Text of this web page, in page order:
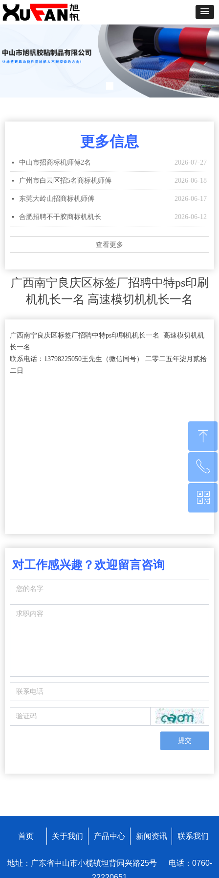
广西南宁良庆区标签厂招聘中特ps印刷
机机长一名 高速模切机机长一名
广西南宁良庆区标签厂招聘中特ps印刷机机长一名 高速模切机机
长一名
联系电话：13798225050王先生（微信同号） 二零二五年柒月贰拾
二日
对工作感兴趣？欢迎留言咨询
提交
更多信息
2026-07-27
넷 中山市招商标机师傅2名
2026-06-18
넷 广州市白云区招5名商标机师傅
2026-06-17
넷 东莞大岭山招商标机师傅
2026-06-12
넷 合肥招聘不干胶商标机机长
查看更多
首页 关于我们 产品中心 新闻资讯 联系我们
地址：广东省中山市小榄镇坦背园兴路25号 电话：0760-
ꁸ
回到顶部
ꂅ
0760-22220651
ꀥ